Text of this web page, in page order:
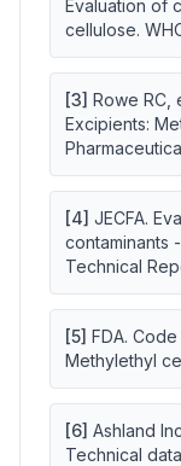
Evaluation of
cellulose.
[3] Rowe RC,
Excipients:
[4] JECFA.
contaminants
Technical
[5] FDA.
Methylethyl
[6] Ashland
Technical